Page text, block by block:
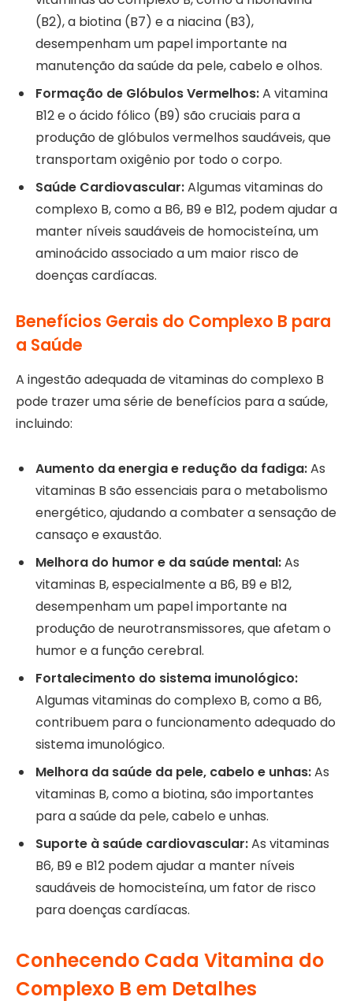
(B2), a biotina (B7) e a niacina (B3),
desempenham um papel importante na
manutenção da saúde da pele, cabelo e olhos.
Formação de Glóbulos Vermelhos:A vitamina
B12 e o ácido fólico (B9) são cruciais para a
produção de glóbulos vermelhos saudáveis, que
transportam oxigênio por todo o corpo.
Saúde Cardiovascular:Algumas vitaminas do
complexo B, como a B6, B9 e B12, podem ajudar a
manter níveis saudáveis de homocisteína, um
aminoácido associado a um maior risco de
doenças cardíacas.
Benefícios Gerais do Complexo B para
a Saúde
A ingestão adequada de vitaminas do complexo B
pode trazer uma série de benefícios para a saúde,
incluindo:
Aumento da energia e redução da fadiga:As
vitaminas B são essenciais para o metabolismo
energético, ajudando a combater a sensação de
cansaço e exaustão.
Melhora do humor e da saúde mental:As
vitaminas B, especialmente a B6, B9 e B12,
desempenham um papel importante na
produção de neurotransmissores, que afetam o
humor e a função cerebral.
Fortalecimento do sistema imunológico:
Algumas vitaminas do complexo B, como a B6,
contribuem para o funcionamento adequado do
sistema imunológico.
Melhora da saúde da pele, cabelo e unhas:As
vitaminas B, como a biotina, são importantes
para a saúde da pele, cabelo e unhas.
Suporte à saúde cardiovascular:As vitaminas
B6, B9 e B12 podem ajudar a manter níveis
saudáveis de homocisteína, um fator de risco
para doenças cardíacas.
Conhecendo Cada Vitamina do
Complexo B em Detalhes